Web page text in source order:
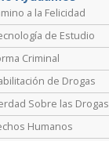
a la Felicidad
de Estudio
Criminal
de Drogas
Sobre las Drogas
Humanos